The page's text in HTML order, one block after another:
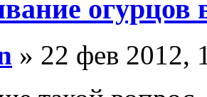
огурцов
» 22 фев 2012,